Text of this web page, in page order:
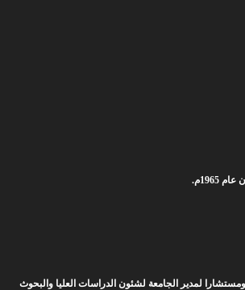
لمدير الجامعة لشئون الدراسات العليا والبحوث